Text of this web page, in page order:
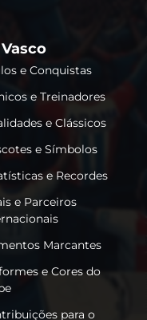
e Conquistas
e Treinadores
e Clássicos
e Símbolos
e Recordes
e Parceiros
Marcantes
e Cores do
para o